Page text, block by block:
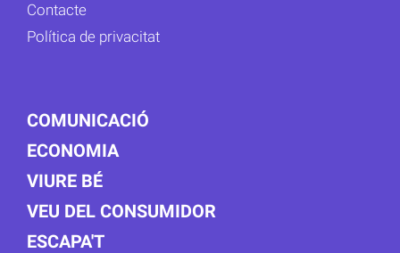
Contacte
Política de privacitat
COMUNICACIÓ
ECONOMIA
VIURE BÉ
VEU DEL CONSUMIDOR
ESCAPA'T